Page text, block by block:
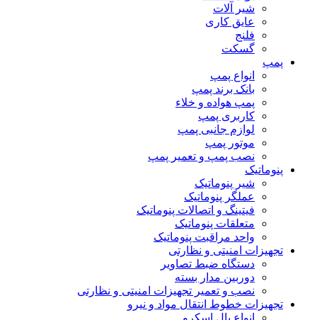
شیر آلات
عایق کاری
فلنج
گسکت
پمپ
انواع پمپ
بانک برند پمپ
پمپ هواده و خلاء
کاربری پمپ
لوازم جانبی پمپ
موتور پمپ
نصب پمپ و تعمیر پمپ
پنوماتیک
شیر پنوماتیک
عملگر پنوماتیک
فیتینگ و اتصالات پنوماتیک
متعلقات پنوماتیک
واحد مراقبت پنوماتیک
تجهیزات امنیتی و نظارتی
دستگاه ضبط تصاویر
دوربین مدار بسته
نصب و تعمیر تجهیزات امنیتی و نظارتی
تجهیزات خطوط انتقال مواد و نیرو